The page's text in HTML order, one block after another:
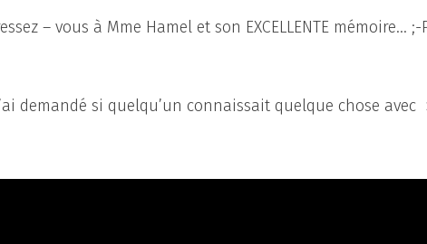
– vous à Mme Hamel et son EXCELLENTE mémoire… ;-
demandé si quelqu’un connaissait quelque chose avec